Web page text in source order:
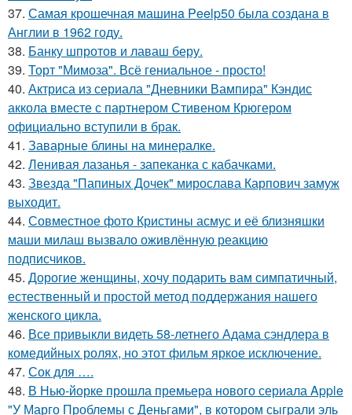
37. Самая крошечная машинa Peelp50 была созданa в
Англии в 1962 году.
38. Банку шпротов и лаваш беру.
39. Торт "Мимоза". Всё гениальное - просто!
40. Актриса из сериала "Дневники Вампира" Кэндис
аккола вместе с партнером Стивеном Крюгером
официально вступили в брак.
41. Заварные блины на минералке.
42. Ленивая лазанья - запеканка с кабачками.
43. Звезда "Папиных Дочек" мирослава Карпович замуж
выходит.
44. Совместное фото Кристины асмус и её близняшки
маши милаш вызвало оживлённую реакцию
подписчиков.
45. Дорогие женщины, хочу подарить вам симпатичный,
естественный и простой метод поддержания нашего
женского цикла.
46. Все привыкли видеть 58-летнего Адама сэндлера в
комедийных ролях, но этот фильм яркое исключение.
47. Сок для ….
48. В Нью-йорке прошла премьера нового сериала Apple
"У Марго Проблемы с Деньгами", в котором сыграли эль